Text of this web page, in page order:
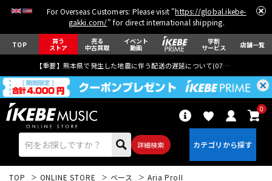
For Overseas Customers: Please visit "https://global.ikebe-
gakki.com/" for direct international shipping.
TOP 買う
ストア
売る
中古買取
イベント
動画
学割
サービス 店舗一覧
【重要】熊本県で発生した地震に伴う配送の遅延について(07月29日
詳細検索
0
TOP ONLINE STORE ベース Aria ProII